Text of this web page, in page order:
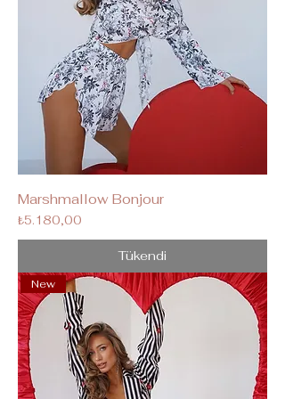
Marshmallow Bonjour
Fiyat
₺5.180,00
Tükendi
New